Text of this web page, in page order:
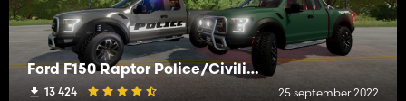
Ford F150 Raptor Police/Civilian
13 424 25 september 2022